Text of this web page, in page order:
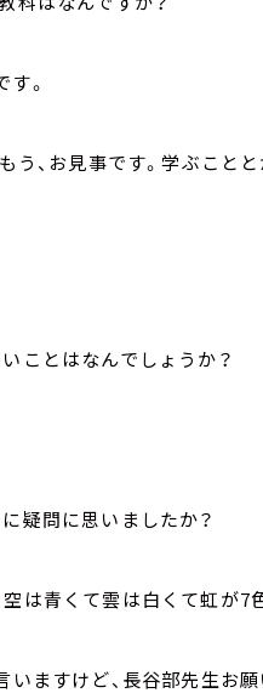
。
もう、お見事です。学ぶこ
ことはなんでしょうか？
疑問に思いましたか？
青くて雲は白くて虹が7
ますけど、長谷部先生お願